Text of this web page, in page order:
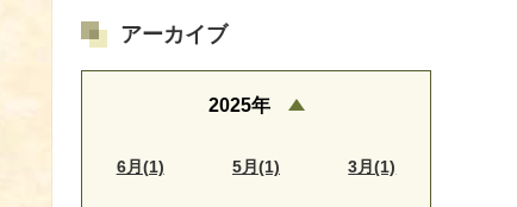
アーカイブ
2025年
6月(1) 5月(1) 3月(1)